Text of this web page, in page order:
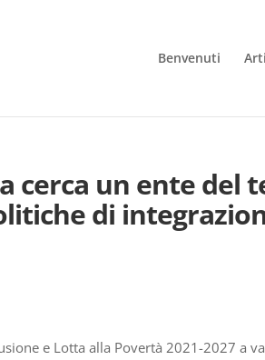
Benvenuti
cerca un ente del
di
e Lotta alla Povertà 2021-2027 a